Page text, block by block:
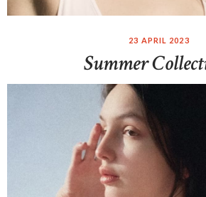
23 APRIL 2023
Summer